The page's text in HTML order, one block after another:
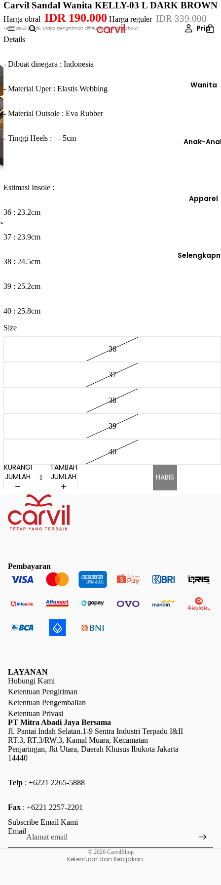
Pria
Wanita
Anak-
Apparel
Carvil Sandal Wanita KELLY-03 L DARK BROWN
Harga obral IDR 190.000 Harga reguler IDR 339.000
Termasuk pajak. Biaya pengiriman dihitung saat checkout.
Details
- Dibuat dinegara : Indonesia
- Material Uper : Elastis Webbing
- Material Outsole : Eva Rubber
- Tinggi Heels : +- 5cm
Estimasi Insole :
36 : 23.2cm
37 : 23.9cm
38 : 24.5cm
39 : 25.2cm
40 : 25.8cm
Size
36
37
38
39
40
KURANGI
JUMLAH
TAMBAH
JUMLAH
HABIS
Pembayaran
LAYANAN
Hubungi Kami
Ketentuan Pengiriman
Ketentuan Pengembalian
Ketentuan Privasi
PT Mitra Abadi Jaya Bersama
Jl. Pantai Indah Selatan.1-9 Sentra Industri Terpadu I&II
RT.3, RT.3/RW.3, Kamal Muara, Kecamatan
Penjaringan, Jkt Utara, Daerah Khusus Ibukota Jakarta
14440
Telp : +6221 2265-5888
Fax : +6221 2257-2201
Subscribe Email Kami
Email
© 2026 CarvilShop
Ketentuan dan Kebijakan